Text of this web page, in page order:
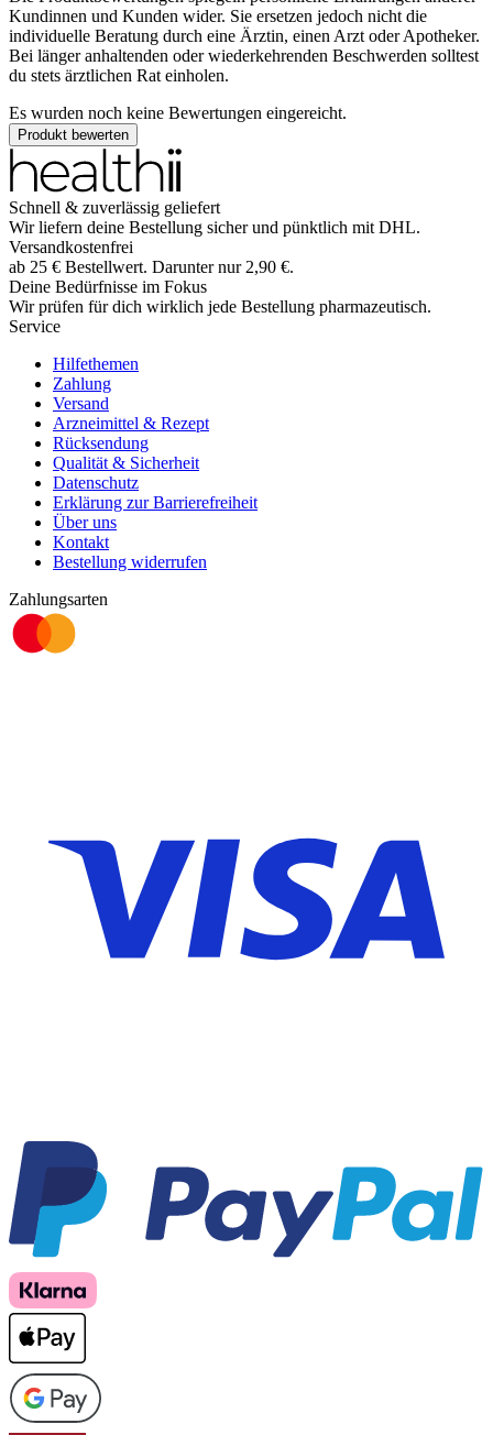
Kundinnen und Kunden wider. Sie ersetzen jedoch nicht die
individuelle Beratung durch eine Ärztin, einen Arzt oder Apotheker.
Bei länger anhaltenden oder wiederkehrenden Beschwerden solltest
du stets ärztlichen Rat einholen.
Es wurden noch keine Bewertungen eingereicht.
Produkt bewerten
Schnell & zuverlässig geliefert
Wir liefern deine Bestellung sicher und pünktlich mit DHL.
Versandkostenfrei
ab 25 € Bestellwert. Darunter nur 2,90 €.
Deine Bedürfnisse im Fokus
Wir prüfen für dich wirklich jede Bestellung pharmazeutisch.
Service
Hilfethemen
Zahlung
Versand
Arzneimittel & Rezept
Rücksendung
Qualität & Sicherheit
Datenschutz
Erklärung zur Barrierefreiheit
Über uns
Kontakt
Bestellung widerrufen
Zahlungsarten